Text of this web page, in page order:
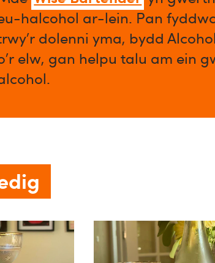
halcohol ar-lein. Pan
dolenni yma, bydd
elw, gan helpu talu am ein